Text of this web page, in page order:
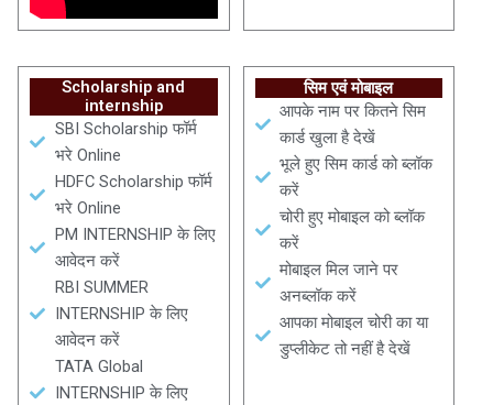
Scholarship and
internship
SBI Scholarship फॉर्म
भरे Online
HDFC Scholarship फॉर्म
भरे Online
PM INTERNSHIP के लिए
आवेदन करें
RBI SUMMER
INTERNSHIP के लिए
आवेदन करें
TATA Global
INTERNSHIP के लिए
सिम एवं मोबाइल
आपके नाम पर कितने सिम
कार्ड खुला है देखें
भूले हुए सिम कार्ड को ब्लॉक
करें
चोरी हुए मोबाइल को ब्लॉक
करें
मोबाइल मिल जाने पर
अनब्लॉक करें
आपका मोबाइल चोरी का या
डुप्लीकेट तो नहीं है देखें